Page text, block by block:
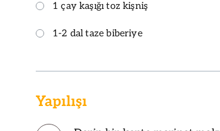
1 çay kaşığı toz kişniş
1-2 dal taze biberiye
Yapılışı